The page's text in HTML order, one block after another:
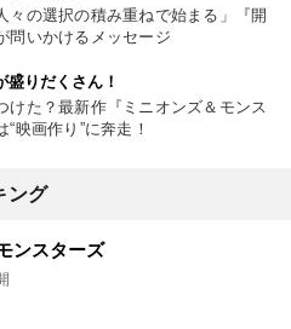
々の選択の積み重ねで始まる」『開
問いかけるメッセージ
盛りだくさん！
けた？最新作『ミニオンズ＆モンス
“映画作り”に奔走！
ング
ンスターズ